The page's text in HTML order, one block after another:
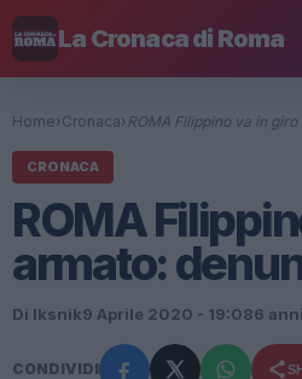
La Cronaca di Roma
Home› Cronaca› ROMA Filippino va in
CRONACA
ROMA
armato:
Di Iksnik9 Aprile 2020 - 19:086
CONDIVIDI